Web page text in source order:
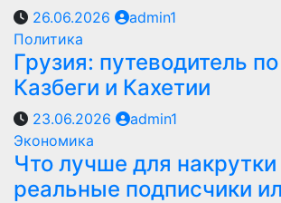
26.06.2026
admin1
Политика
Грузия: путеводитель
Казбеги и Кахетии
23.06.2026
admin1
Экономика
Что лучше для накрутки
реальные подписчики